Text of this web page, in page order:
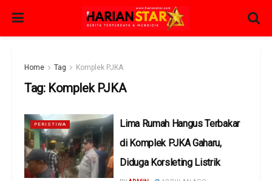
Home Tag Komplek PJKA
Tag: Komplek PJKA
PERISTIWA
Lima Rumah Hangus Terbakar
di Komplek PJKA Gaharu,
Diduga Korsleting Listrik